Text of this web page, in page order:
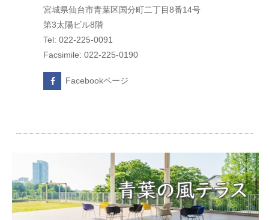
宮城県仙台市青葉区国分町二丁目8番14号
第3太陽ビル8階
Tel: 022-225-0091
Facsimile: 022-225-0190
Facebookページ